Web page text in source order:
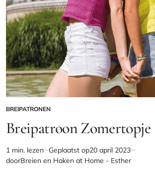
zomertop!
luchtige
zomertop!
GEPLAATST
IN
BREIPATRONEN
Breipatroon Zomertopje
Geschatte
leestijd
1 min. lezen Geplaatst op20 april 2023
doorBreien en Haken at Home - Esther